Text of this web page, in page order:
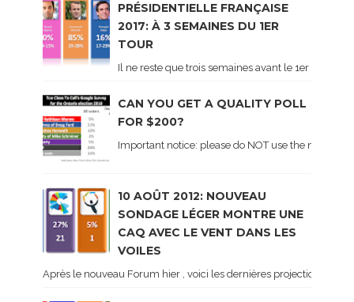
PRÉSIDENTIELLE FRANÇAISE
2017: À 3 SEMAINES DU 1ER
TOUR
Il ne reste que trois semaines avant le 1er tour de
CAN YOU GET A QUALITY POLL
FOR $200?
Important notice: please do NOT use the
10 AOÛT 2012: NOUVEAU
SONDAGE LÉGER MONTRE UNE
CAQ AVEC LE VENT DANS LES
VOILES
Après le nouveau Forum hier , voici les dernières projections